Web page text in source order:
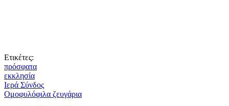
Ετικέτες:
πρόσφατα
εκκλησία
Ιερά Σύνδος
Ομοφυλόφιλα ζευγάρια